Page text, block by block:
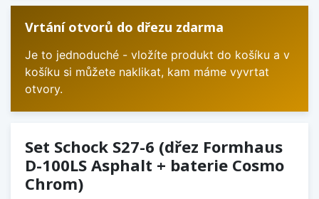
Vrtání otvorů do dřezu zdarma
Je to jednoduché - vložíte produkt do košíku a v
košíku si můžete naklikat, kam máme vyvrtat
otvory.
Set Schock S27-6 (dřez Formhaus
D-100LS Asphalt + baterie Cosmo
Chrom)